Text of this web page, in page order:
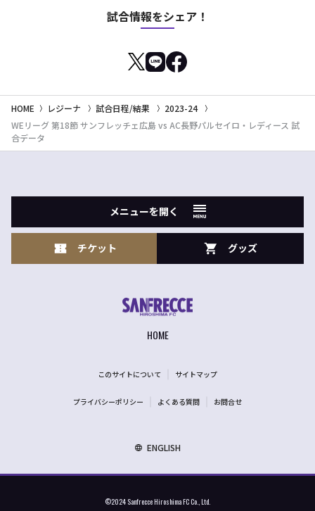
試合情報をシェア！
HOME レジーナ 試合日程/結果
2023-24
WEリーグ 第18節 サンフレッチェ広島 vs AC長野パルセイロ・レディース 試
合データ
メニューを開く
チケット グッズ
HOME
このサイトについて サイトマップ
プライバシーポリシー よくある質問 お問合せ
ENGLISH
©2024 Sanfrecce Hiroshima FC Co., Ltd.